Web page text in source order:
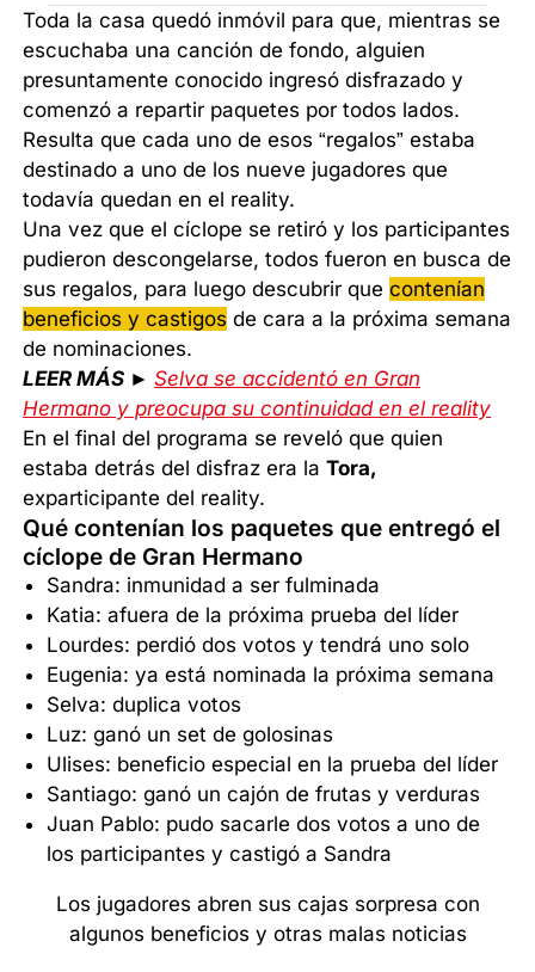
Toda la casa quedó inmóvil para que, mientras se
escuchaba una canción de fondo, alguien
presuntamente conocido ingresó disfrazado y
comenzó a repartir paquetes por todos lados.
Resulta que cada uno de esos “regalos” estaba
destinado a uno de los nueve jugadores que
todavía quedan en el reality.
Una vez que el cíclope se retiró y los participantes
pudieron descongelarse, todos fueron en busca de
sus regalos, para luego descubrir quecontenían
beneficios y castigos de cara a la próxima semana
de nominaciones.
LEER MÁS ►Selva se accidentó en Gran
Hermano y preocupa su continuidad en el reality
En el final del programa se reveló que quien
estaba detrás del disfraz era laTora,
exparticipante del reality.
Qué contenían los paquetes que entregó el
cíclope de Gran Hermano
Sandra: inmunidad a ser fulminada
Katia: afuera de la próxima prueba del líder
Lourdes: perdió dos votos y tendrá uno solo
Eugenia: ya está nominada la próxima semana
Selva: duplica votos
Luz: ganó un set de golosinas
Ulises: beneficio especial en la prueba del líder
Santiago: ganó un cajón de frutas y verduras
Juan Pablo: pudo sacarle dos votos a uno de
los participantes y castigó a Sandra
Los jugadores abren sus cajas sorpresa con
algunos beneficios y otras malas noticias